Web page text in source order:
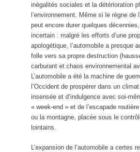
inégalités sociales et la détérioration
l’environnement. Même si le règne de
peut encore durer quelques
incertain : malgré les efforts d’une
apologétique, l’automobile a presque
folle vers sa propre destruction
carburant et chaos environnemental
L’automobile a été la machine de
l’Occident de prospérer dans un
insensée et d’indulgence avec soi-
« week-end » et de l’escapade
ou la montagne, placée sous le
lointains.
L’expansion de l’automobile a certes